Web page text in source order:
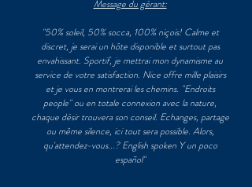
Message du gérant:
"50% soleil, 50% socca, 100% niçois! Calme et
discret, je serai un hôte disponible et surtout pas
envahissant. Sportif, je mettrai mon dynamisme au
service de votre satisfaction. Nice offre mille plaisirs
et je vous en montrerai les chemins. "Endroits
people" ou en totale connexion avec la nature,
chaque désir trouvera son conseil. Echanges, partage
ou même silence, ici tout sera possible. Alors,
qu'attendez-vous...? English spoken Y un poco
español"